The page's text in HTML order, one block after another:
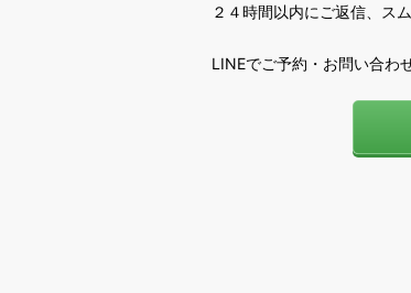
２４時間以内にご返信、ス
LINEでご予約・お問い合わ